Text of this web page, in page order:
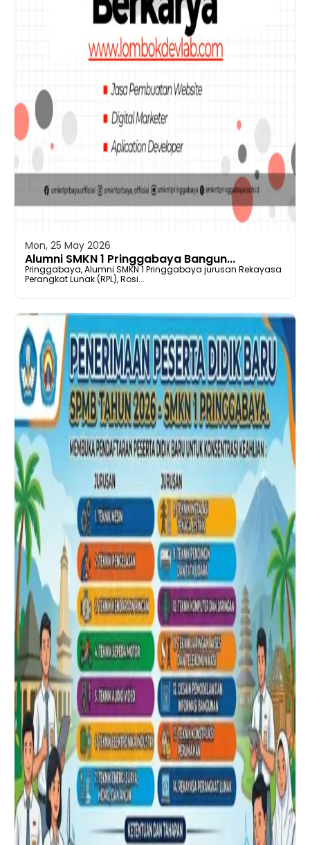
Mon, 25 May 2026
Alumni SMKN 1 Pringgabaya Bangun...
Pringgabaya, Alumni SMKN 1 Pringgabaya jurusan Rekayasa
Perangkat Lunak (RPL), Rosi...